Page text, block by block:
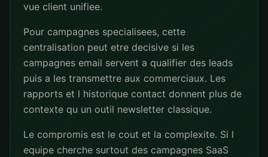
vue client unifiee.
Pour campagnes specialisees, cette
centralisation peut etre decisive si les
campagnes email servent a qualifier des leads
puis a les transmettre aux commerciaux. Les
rapports et l historique contact donnent plus de
contexte qu un outil newsletter classique.
Le compromis est le cout et la complexite. Si l
equipe cherche surtout des campagnes SaaS